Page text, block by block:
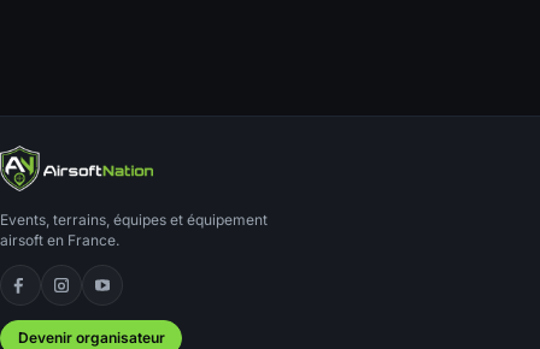
Events, terrains, équipes et équipement
airsoft en France.
Facebook
Instagram
YouTube
Devenir organisateur